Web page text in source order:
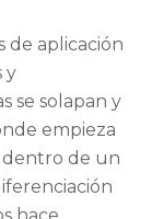
de aplicación
y
se solapan y
empieza
dentro de un